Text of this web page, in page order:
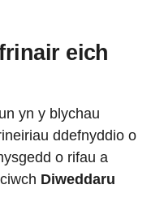
eich
yn y blychau
ddefnyddio o
o rifau a
Diweddaru